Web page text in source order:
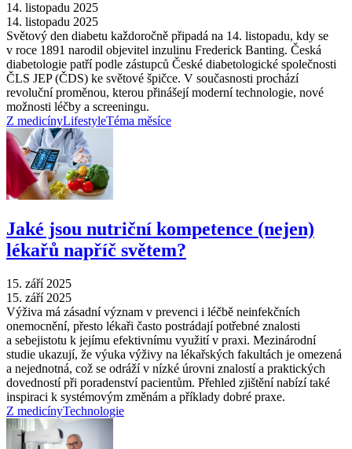
14. listopadu 2025
14. listopadu 2025
Světový den diabetu každoročně připadá na 14. listopadu, kdy se
v roce 1891 narodil objevitel inzulinu Frederick Banting. Česká
diabetologie patří podle zástupců České diabetologické společnosti
ČLS JEP (ČDS) ke světové špičce. V současnosti prochází
revoluční proměnou, kterou přinášejí moderní technologie, nové
možnosti léčby a screeningu.
Z medicínyLifestyleTéma měsíce
Jaké jsou nutriční kompetence (nejen)
lékařů napříč světem?
15. září 2025
15. září 2025
Výživa má zásadní význam v prevenci i léčbě neinfekčních
onemocnění, přesto lékaři často postrádají potřebné znalosti
a sebejistotu k jejímu efektivnímu využití v praxi. Mezinárodní
studie ukazují, že výuka výživy na lékařských fakultách je omezená
a nejednotná, což se odráží v nízké úrovni znalostí a praktických
dovedností při poradenství pacientům. Přehled zjištění nabízí také
inspiraci k systémovým změnám a příklady dobré praxe.
Z medicínyTechnologie